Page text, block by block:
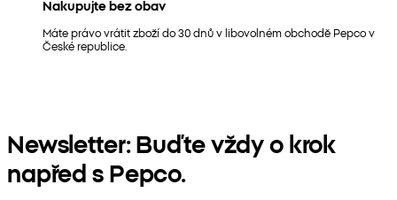
Nakupujte bez obav
Máte právo vrátit zboží do 30 dnů v libovolném obchodě Pepco v
České republice.
Newsletter: Buďte vždy o krok
napřed s Pepco.